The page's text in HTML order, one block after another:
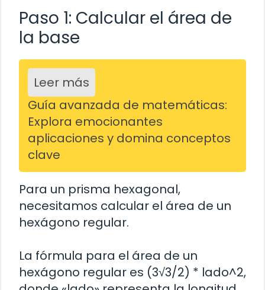
Paso 1: Calcular el área de
la base
Leer más
Guía avanzada de matemáticas:
Explora emocionantes
aplicaciones y domina conceptos
clave
Para un prisma hexagonal,
necesitamos calcular el área de un
hexágono regular.
La fórmula para el área de un
hexágono regular es (3√3/2) * lado^2,